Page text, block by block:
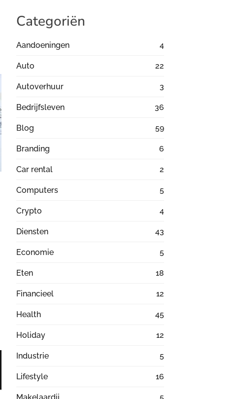
Categoriën
Aandoeningen 4
Auto 22
Autoverhuur 3
Bedrijfsleven 36
Blog 59
Branding 6
Car rental 2
Computers 5
Crypto 4
Diensten 43
Economie 5
Eten 18
Financieel 12
Health 45
Holiday 12
Industrie 5
Lifestyle 16